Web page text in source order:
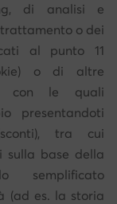
di analisi e
o dei
al punto 11
o di altre
con le quali
presentandoti
tra cui
sulla base della
semplificato
(ad es. la storia